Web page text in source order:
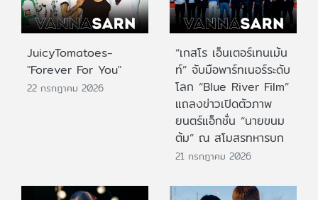
JuicyTomatoes-
"Forever For You"
22 กรกฎาคม 2026
“เกสโร เอ็นเตอร์เทนเม้น
ท์” จับมือพาร์ทเนอร์ระดับ
โลก “Blue River Film”
แถลงข่าวเปิดตัวภาพ
ยนตร์แอ็กชั่น “นายขนม
ต้ม” ณ สโมสรทหารบก
21 กรกฎาคม 2026